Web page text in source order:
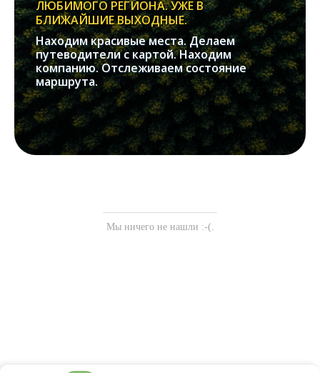
ЛЮБИМОГО РЕГИОНА. УЖЕ В
БЛИЖАЙШИЕ ВЫХОДНЫЕ.
Находим красивые места. Делаем
путеводители с картой. Находим
компанию. Отслеживаем состояние
маршрута.
Мы ничего не нашли :-(.